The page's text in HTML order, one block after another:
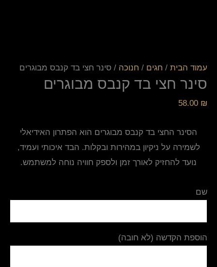
עמוד הבית / חגים / חנוכה / סינר חצי בד קנבס מבוגרים
סינר חצי בד קנבס מבוגרים
58.00 ₪
הסינר החצי בד קנבס מבוגרים הוא הפתרון האידיאלי
לשמירה על ניקיון במהירות ובקלות. הבד איכותי ועמיד,
נועד להחזיק לאורך זמן ולספק חוויה נוחה למשתמש.
שם
הוספת הקדשה (לא חובה)